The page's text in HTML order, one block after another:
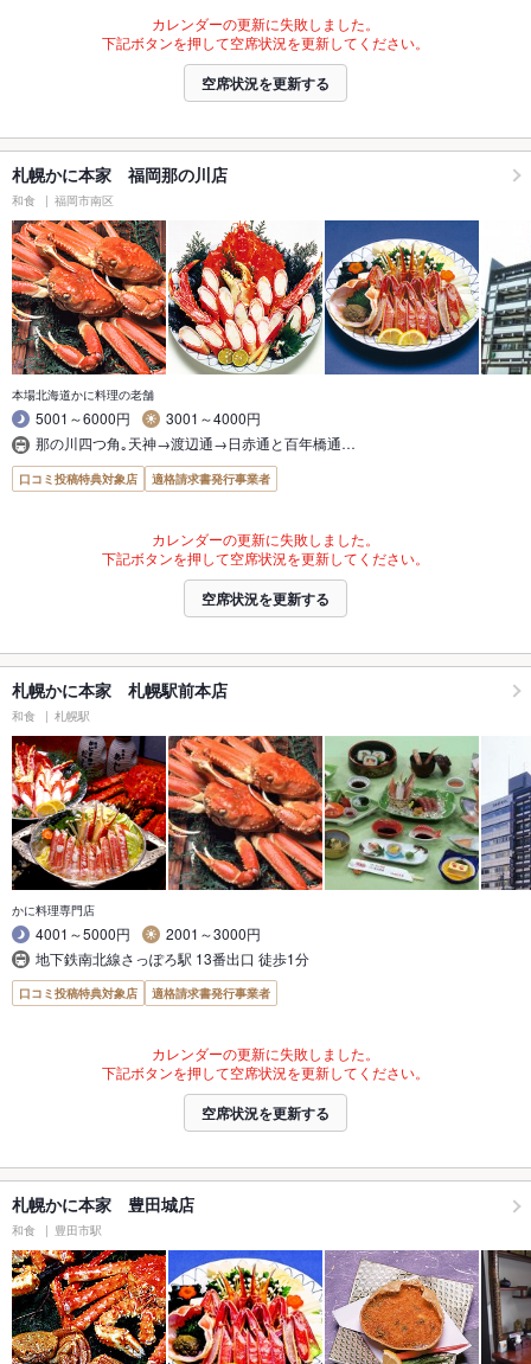
カレンダーの更新に失敗しました。
下記ボタンを押して空席状況を更新してください。
空席状況を更新する
札幌かに本家 福岡那の川店
和食 福岡市南区
本場北海道かに料理の老舗
5001～6000円
3001～4000円
那の川四つ角｡天神→渡辺通→日赤通と百年橋通…
口コミ投稿特典対象店 適格請求書発行事業者
カレンダーの更新に失敗しました。
下記ボタンを押して空席状況を更新してください。
空席状況を更新する
札幌かに本家 札幌駅前本店
和食 札幌駅
かに料理専門店
4001～5000円
2001～3000円
地下鉄南北線さっぽろ駅 13番出口 徒歩1分
口コミ投稿特典対象店 適格請求書発行事業者
カレンダーの更新に失敗しました。
下記ボタンを押して空席状況を更新してください。
空席状況を更新する
札幌かに本家 豊田城店
和食 豊田市駅